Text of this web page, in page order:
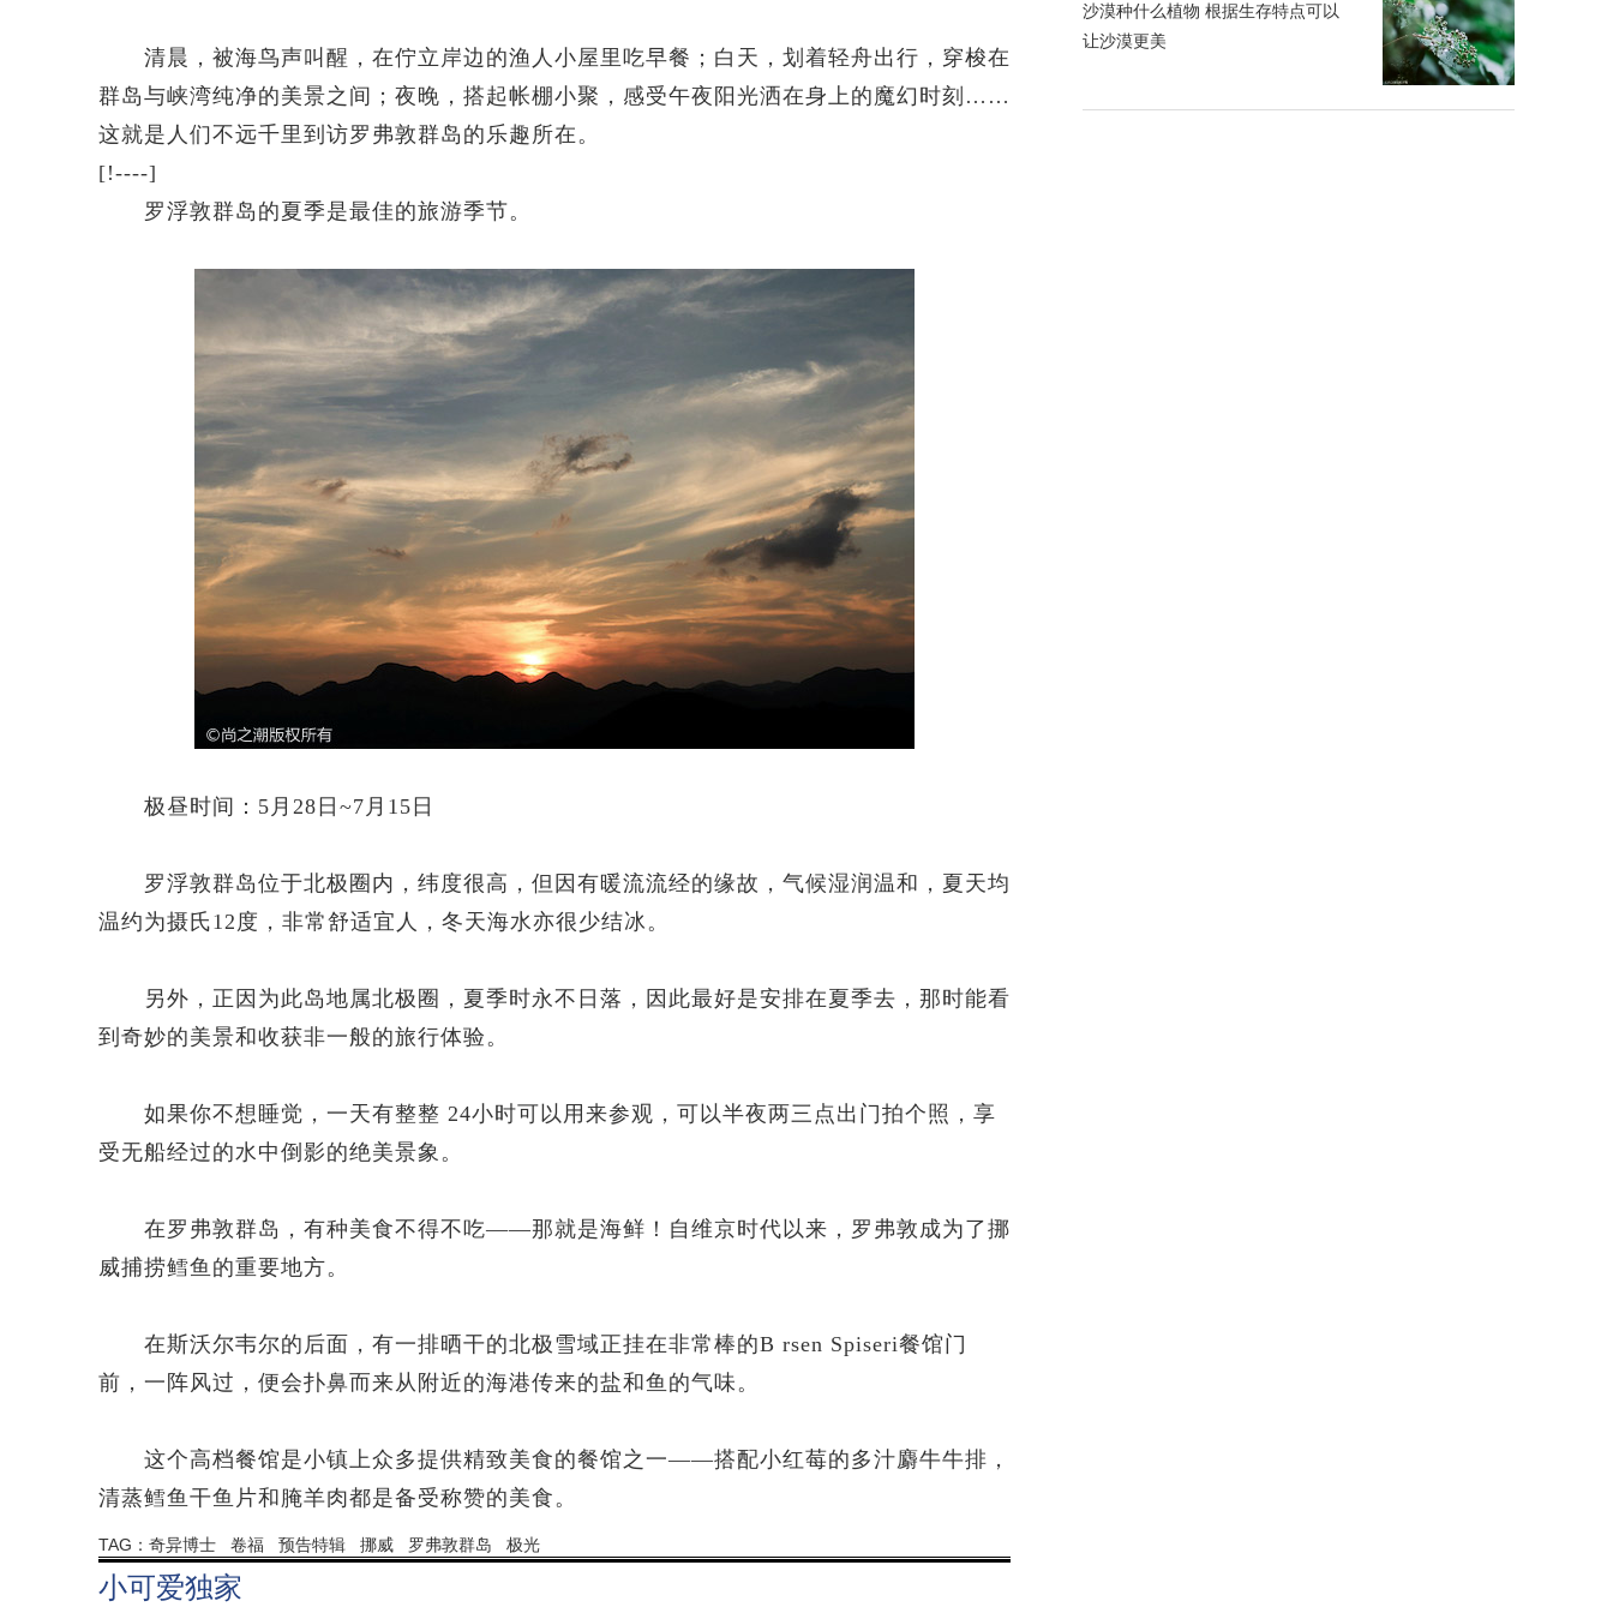
清晨，被海鸟声叫醒，在佇立岸边的渔人小屋里吃早餐；白天，划着轻舟出行，穿梭在
群岛与峡湾纯净的美景之间；夜晚，搭起帐棚小聚，感受午夜阳光洒在身上的魔幻时刻……
这就是人们不远千里到访罗弗敦群岛的乐趣所在。
[!----]
罗浮敦群岛的夏季是最佳的旅游季节。
极昼时间：5月28日~7月15日
罗浮敦群岛位于北极圈内，纬度很高，但因有暖流流经的缘故，气候湿润温和，夏天均
温约为摄氏12度，非常舒适宜人，冬天海水亦很少结冰。
另外，正因为此岛地属北极圈，夏季时永不日落，因此最好是安排在夏季去，那时能看
到奇妙的美景和收获非一般的旅行体验。
如果你不想睡觉，一天有整整 24小时可以用来参观，可以半夜两三点出门拍个照，享
受无船经过的水中倒影的绝美景象。
在罗弗敦群岛，有种美食不得不吃——那就是海鲜！自维京时代以来，罗弗敦成为了挪
威捕捞鳕鱼的重要地方。
在斯沃尔韦尔的后面，有一排晒干的北极雪域正挂在非常棒的B rsen Spiseri餐馆门
前，一阵风过，便会扑鼻而来从附近的海港传来的盐和鱼的气味。
这个高档餐馆是小镇上众多提供精致美食的餐馆之一——搭配小红莓的多汁麝牛牛排，
清蒸鳕鱼干鱼片和腌羊肉都是备受称赞的美食。
TAG： 奇异博士 卷福 预告特辑 挪威 罗弗敦群岛 极光
小可爱独家
沙漠种什么植物 根据生存特点可以
让沙漠更美